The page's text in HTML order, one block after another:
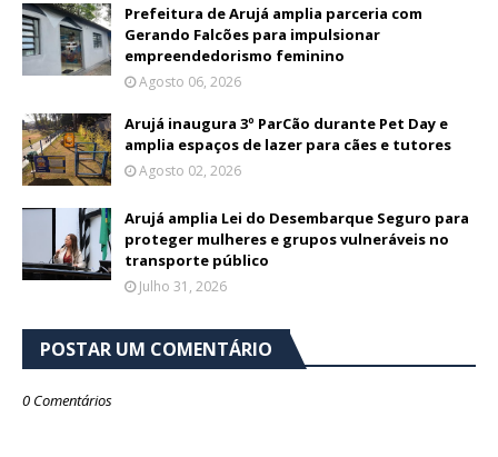
Prefeitura de Arujá amplia parceria com
Gerando Falcões para impulsionar
empreendedorismo feminino
Agosto 06, 2026
Arujá inaugura 3º ParCão durante Pet Day e
amplia espaços de lazer para cães e tutores
Agosto 02, 2026
Arujá amplia Lei do Desembarque Seguro para
proteger mulheres e grupos vulneráveis no
transporte público
Julho 31, 2026
POSTAR UM COMENTÁRIO
0 Comentários